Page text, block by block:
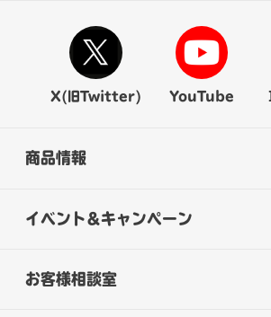
X(旧Twitter) YouTube
商品情報
イベント&キャンペーン
お客様相談室